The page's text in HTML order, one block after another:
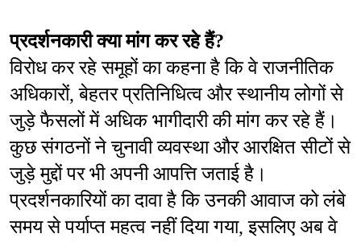
प्रदर्शनकारी क्या मांग कर रहे हैं?
विरोध कर रहे समूहों का कहना है कि वे राजनीतिक
अधिकारों, बेहतर प्रतिनिधित्व और स्थानीय लोगों से
जुड़े फैसलों में अधिक भागीदारी की मांग कर रहे हैं।
कुछ संगठनों ने चुनावी व्यवस्था और आरक्षित सीटों से
जुड़े मुद्दों पर भी अपनी आपत्ति जताई है।
प्रदर्शनकारियों का दावा है कि उनकी आवाज को लंबे
समय से पर्याप्त महत्व नहीं दिया गया, इसलिए अब वे